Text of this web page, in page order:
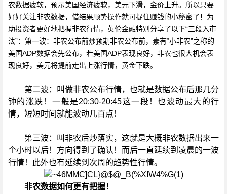
农数据疲软，预示美国经济疲软，美元下滑，金价上升。所以只要
好好关注非农数据，借结果顺势操作就可捉住赚钱的小秘密了！为
助投资者更好地把握非农行情，英伦金融特别分享了以下“三段入市
法”：第一波：非农公布前炒预期非农公布前，素有“小非农”之称的
美国ADP数据会先公布，若美国ADP表现良好，非农也很大机会表
现良好，美元将提前走出上涨行情，黄金下跌。
第二波：叫做非农公布行情，也就是数据公布后那几分
钟的涨跌！一般是20:30-20:45这一段！也波动最大的行
情，短短时间就能波动几百点！
第三波：叫非农后炒落实，这就是大概非农数据出来一
个小时以后！方向得到了确认！而后一直延续到凌晨的一波
行情！此外也有延续到次周的趋势性行情。
非农数据如何更有把握！